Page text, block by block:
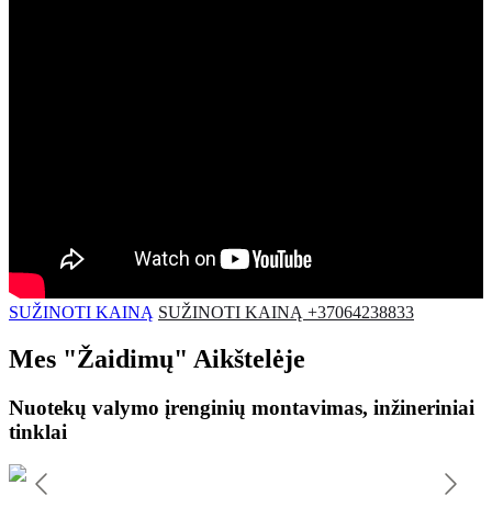
SUŽINOTI KAINĄ SUŽINOTI KAINĄ +37064238833
Mes "Žaidimų" Aikštelėje
Nuotekų valymo įrenginių montavimas, inžineriniai
tinklai